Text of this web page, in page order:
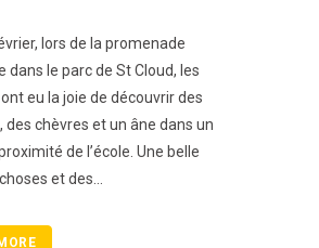
lors de la promenade
dans le parc de St Cloud, les
eu la joie de découvrir des
des chèvres et un âne dans un
de l’école. Une belle
et des...